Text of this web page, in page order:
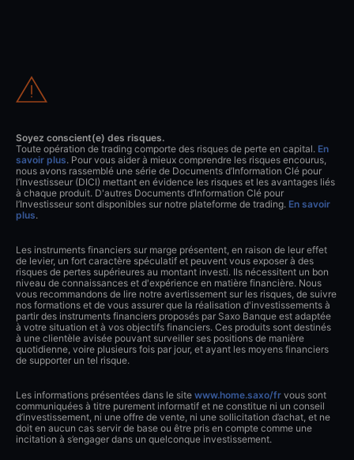
Soyez conscient(e) des risques.
Toute opération de trading comporte des risques de perte en capital. En
savoir plus. Pour vous aider à mieux comprendre les risques encourus,
nous avons rassemblé une série de Documents d’Information Clé pour
l’Investisseur (DICI) mettant en évidence les risques et les avantages liés
à chaque produit. D'autres Documents d’Information Clé pour
l’Investisseur sont disponibles sur notre plateforme de trading. En savoir
plus.
Les instruments financiers sur marge présentent, en raison de leur effet
de levier, un fort caractère spéculatif et peuvent vous exposer à des
risques de pertes supérieures au montant investi. Ils nécessitent un bon
niveau de connaissances et d'expérience en matière financière. Nous
vous recommandons de lire notre avertissement sur les risques, de suivre
nos formations et de vous assurer que la réalisation d'investissements à
partir des instruments financiers proposés par Saxo Banque est adaptée
à votre situation et à vos objectifs financiers. Ces produits sont destinés
à une clientèle avisée pouvant surveiller ses positions de manière
quotidienne, voire plusieurs fois par jour, et ayant les moyens financiers
de supporter un tel risque.
Les informations présentées dans le site www.home.saxo/fr vous sont
communiquées à titre purement informatif et ne constitue ni un conseil
d’investissement, ni une offre de vente, ni une sollicitation d’achat, et ne
doit en aucun cas servir de base ou être pris en compte comme une
incitation à s’engager dans un quelconque investissement.